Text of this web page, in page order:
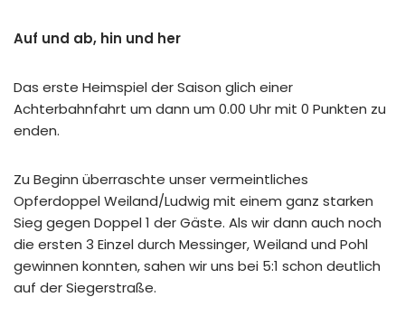
Auf und ab, hin und her
Das erste Heimspiel der Saison glich einer
Achterbahnfahrt um dann um 0.00 Uhr mit 0 Punkten zu
enden.
Zu Beginn überraschte unser vermeintliches
Opferdoppel Weiland/Ludwig mit einem ganz starken
Sieg gegen Doppel 1 der Gäste. Als wir dann auch noch
die ersten 3 Einzel durch Messinger, Weiland und Pohl
gewinnen konnten, sahen wir uns bei 5:1 schon deutlich
auf der Siegerstraße.